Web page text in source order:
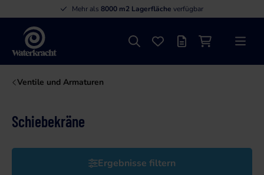
Mehr als8000 m2 Lagerfläche verfügbar
Waterkracht
SucheFavoritenAngebotslisteMenü
Ventile und Armaturen
Schiebekräne
Ergebnisse filtern